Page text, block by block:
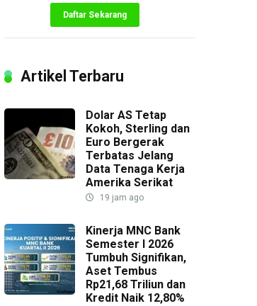
Daftar Sekarang
Artikel Terbaru
Dolar AS Tetap
Kokoh, Sterling dan
Euro Bergerak
Terbatas Jelang
Data Tenaga Kerja
Amerika Serikat
19 jam ago
Kinerja MNC Bank
Semester I 2026
Tumbuh Signifikan,
Aset Tembus
Rp21,68 Triliun dan
Kredit Naik 12,80%